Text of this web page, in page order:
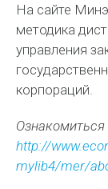
На сайте
методика
управления
корпораций.
http://
mylib4/mer/